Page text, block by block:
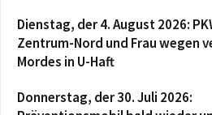
Dienstag, der 4. August 2026:
Zentrum-Nord und Frau wegen
Mordes in U-Haft
Donnerstag, der 30. Juli 2026: